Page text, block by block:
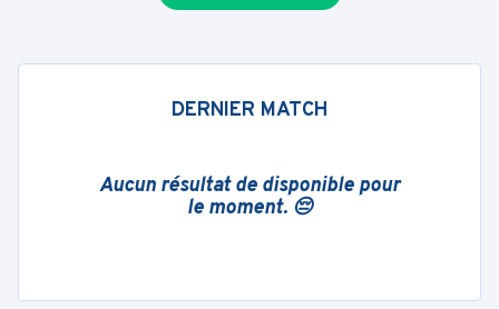
DERNIER MATCH
Aucun résultat de disponible pour
le moment. 😔